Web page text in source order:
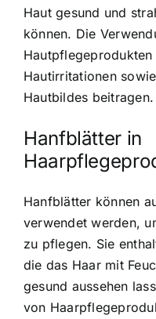
Haut gesund und
können. Die
Hautirritationen
Hautbildes beitragen.
Hanfblätter in
Hanfblätter können
verwendet werden,
zu pflegen. Sie
die das Haar mit
gesund aussehen
von